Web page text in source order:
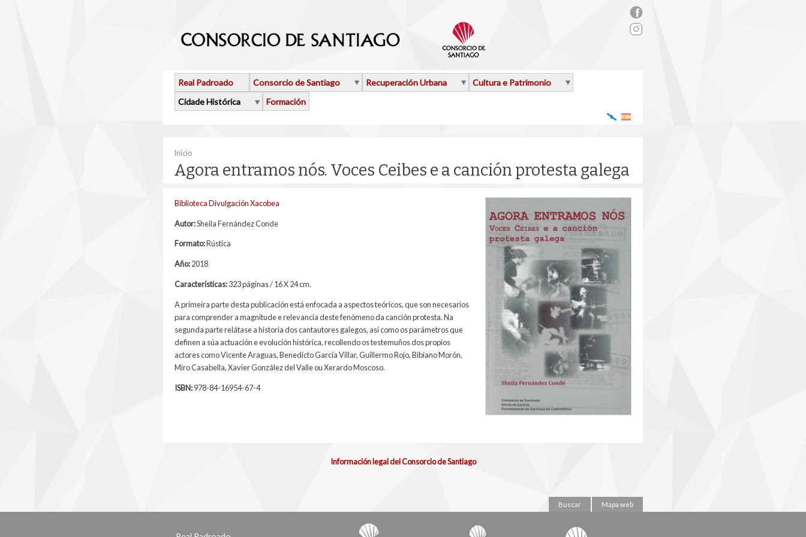
rs_facebook.png
Real Padroado Consorcio de Santiago Recuperación Urbana
Cultura e Patrimonio
Cidade Histórica
Formación
Vostede está aquí
Inicio
Agora entramos nós. Voces Ceibes e a canción protesta galega
Biblioteca Divulgación Xacobea
Autor:Sheila Fernández Conde
Formato:Rústica
Año:2018
Características:323 páginas / 16 X 24 cm.
A primeira parte desta publicación está enfocada a aspectos teóricos, que son necesarios
para comprender a magnitude e relevancia deste fenómeno da canción protesta. Na
segunda parte relátase a historia dos cantautores galegos, así como os parámetros que
definen a súa actuación e evolución histórica, recollendo os testemuños dos propios
actores como Vicente Araguas, Benedicto García Villar, Guillermo Rojo, Bibiano Morón,
Miro Casabella, Xavier González del Valle ou Xerardo Moscoso.
ISBN:978-84-16954-67-4
Información legal del Consorcio de Santiago
Buscar Mapa web